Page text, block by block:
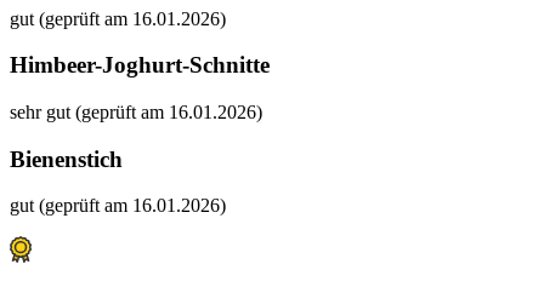
gut (geprüft am 16.01.2026)
Himbeer-Joghurt-Schnitte
sehr gut (geprüft am 16.01.2026)
Bienenstich
gut (geprüft am 16.01.2026)